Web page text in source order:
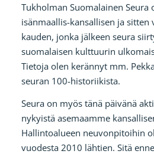
Tukholman Suomalainen Seura
isänmaallis-kansallisen ja
kauden, jonka jälkeen seura
suomalaisen kulttuurin
Tietoja olen kerännyt mm.
seuran 100-historiikista.
Seura on myös tänä päivänä
nykyistä asemaamme
Hallintoalueen neuvonpitoihin
vuodesta 2010 lähtien. Sitä